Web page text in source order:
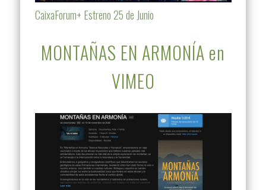
CaixaForum+ Estreno 25 de Junio
MONTAÑAS EN ARMONÍA en
VIMEO